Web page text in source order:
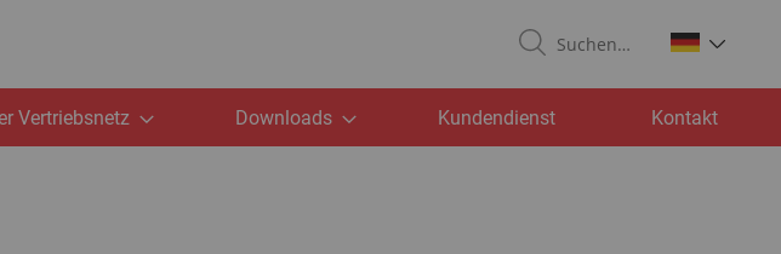
Vertriebsnetz Downloads Kundendienst Kontakt